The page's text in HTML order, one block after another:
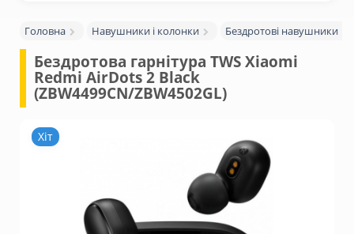
Головна Навушники і колонки Бездротові навушники
Бездротова гарнітура TWS Xiaomi
Redmi AirDots 2 Black
(ZBW4499CN/ZBW4502GL)
Хіт